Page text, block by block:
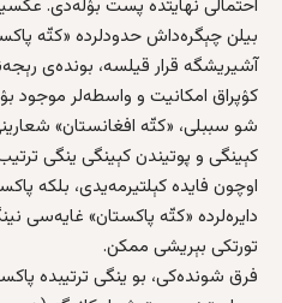
احتمالی نهایتده‌ پست بۉله‌دی.
بیلن چېگره‌داش حدودلرده «کتّه‌
آشیریشگه قرار قیلسه، بونده‌ی
کۉپراق امکانیت و واسطه‌لر موجود
شو سببلی، «کتّه‌ افغانستان»
کېینگی و پوتیندن کېینگی ینگی
اوچون فایده‌ کېلتیرمه‌یدی، بلکه‌
دایره‌لرده «کتّه‌ پاکستان» غایه‌سی
تورتکی بېریشی ممکن.
فرق شونده‌کی، بو ینگی ترتیبده